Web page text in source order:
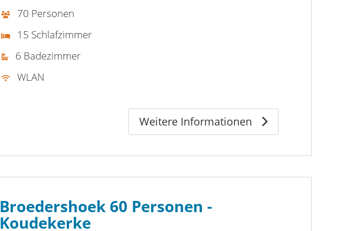
70 Personen
15 Schlafzimmer
6 Badezimmer
WLAN
Weitere Informationen
Broedershoek 60 Personen -
Koudekerke